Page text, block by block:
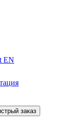
EN
заказ